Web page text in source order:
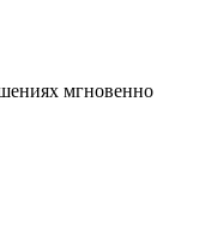
мгновенно